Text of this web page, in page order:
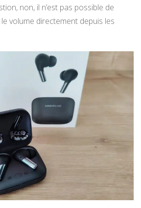
non, il n’est pas possible de
volume directement depuis les